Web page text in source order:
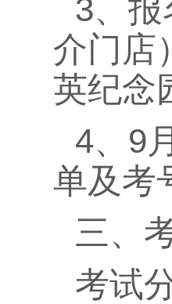
3、
介门店
英纪念
4、9
单及考
三、
考试